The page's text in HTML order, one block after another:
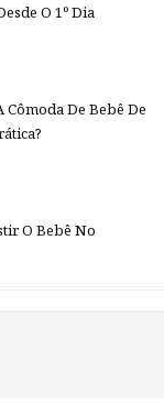
O 1º Dia
De Bebê De
O Bebê No